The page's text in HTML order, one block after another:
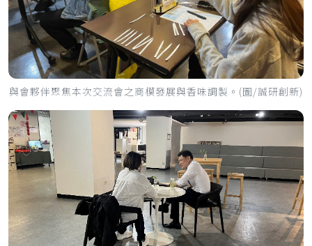
與會夥伴聚焦本次交流會之商模發展與香味調製。(圖/誠研創新)